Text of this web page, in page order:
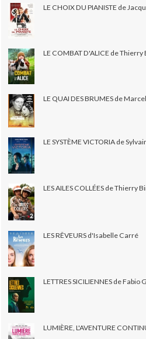
LE CHOIX DU PIANISTE de
LE COMBAT D'ALICE de Thierry
LE QUAI DES BRUMES de
LE SYSTÈME VICTORIA de
LES AILES COLLÉES de Thierry
LES RÊVEURS d'Isabelle Carré
LETTRES SICILIENNES de
LUMIÈRE, L'AVENTURE